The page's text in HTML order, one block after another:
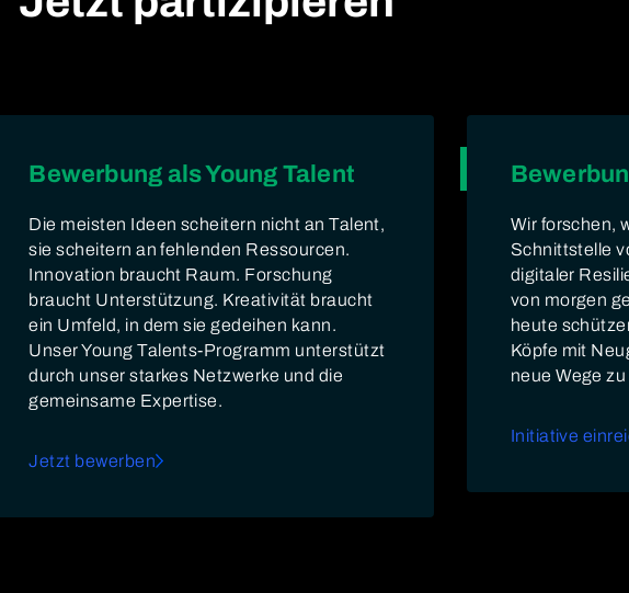
Bewerbung als Young Talent
Die meisten Ideen scheitern nicht an Talent,
sie scheitern an fehlenden Ressourcen.
Innovation braucht Raum. Forschung
braucht Unterstützung. Kreativität braucht
ein Umfeld, in dem sie gedeihen kann.
Unser Young Talents-Programm unterstützt
durch unser starkes Netzwerke und die
gemeinsame Expertise.
Jetzt bewerben
Wir forschen,
Schnittstelle
digitaler
von morgen
heute
Köpfe mit
neue Wege
Initiative